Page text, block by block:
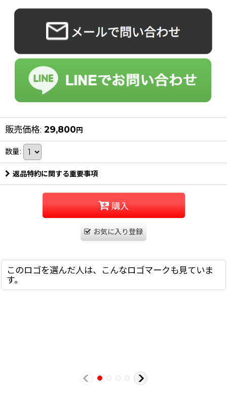
販売価格: 29,800円
数量:
返品特約に関する重要事項
購入
お気に入り登録
このロゴを選んだ人は、こんなロゴマークも見ていま
す。